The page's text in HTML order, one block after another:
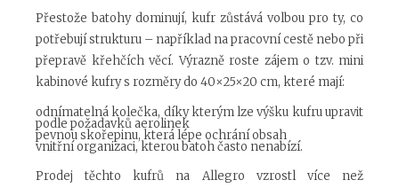
Přestože batohy dominují, kufr zůstává volbou pro ty, co
potřebují strukturu – například na pracovní cestě nebo při
přepravě křehčích věcí. Výrazně roste zájem o tzv. mini
kabinové kufry s rozměry do 40×25×20 cm, které mají:
odnímatelná kolečka, díky kterým lze výšku kufru upravit
podle požadavků aerolinek
pevnou skořepinu, která lépe ochrání obsah
vnitřní organizaci, kterou batoh často nenabízí.
Prodej těchto kufrů na Allegro vzrostl více než